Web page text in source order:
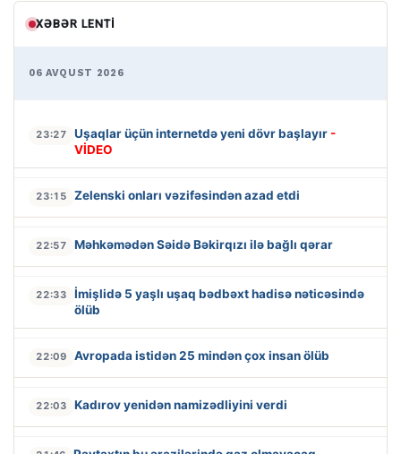
XƏBƏR LENTI
06 AVQUST 2026
23:27 Uşaqlar üçün internetdə yeni dövr başlayır -
VİDEO
23:15 Zelenski onları vəzifəsindən azad etdi
22:57 Məhkəmədən Səidə Bəkirqızı ilə bağlı qərar
22:33
İmişlidə 5 yaşlı uşaq bədbəxt hadisə nəticəsində
ölüb
22:09 Avropada istidən 25 mindən çox insan ölüb
22:03 Kadırov yenidən namizədliyini verdi